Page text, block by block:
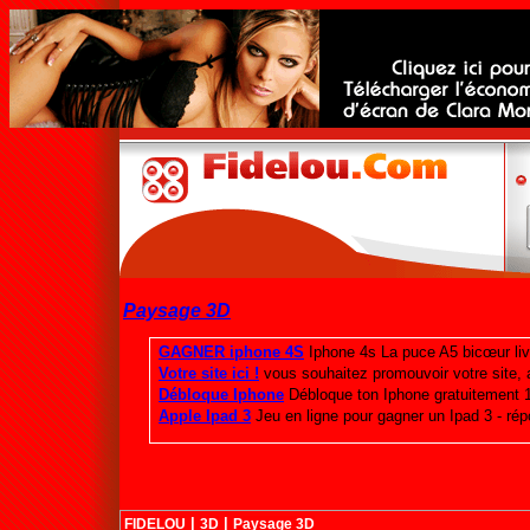
Paysage 3D
FIDELOU | 3D | Paysage 3D